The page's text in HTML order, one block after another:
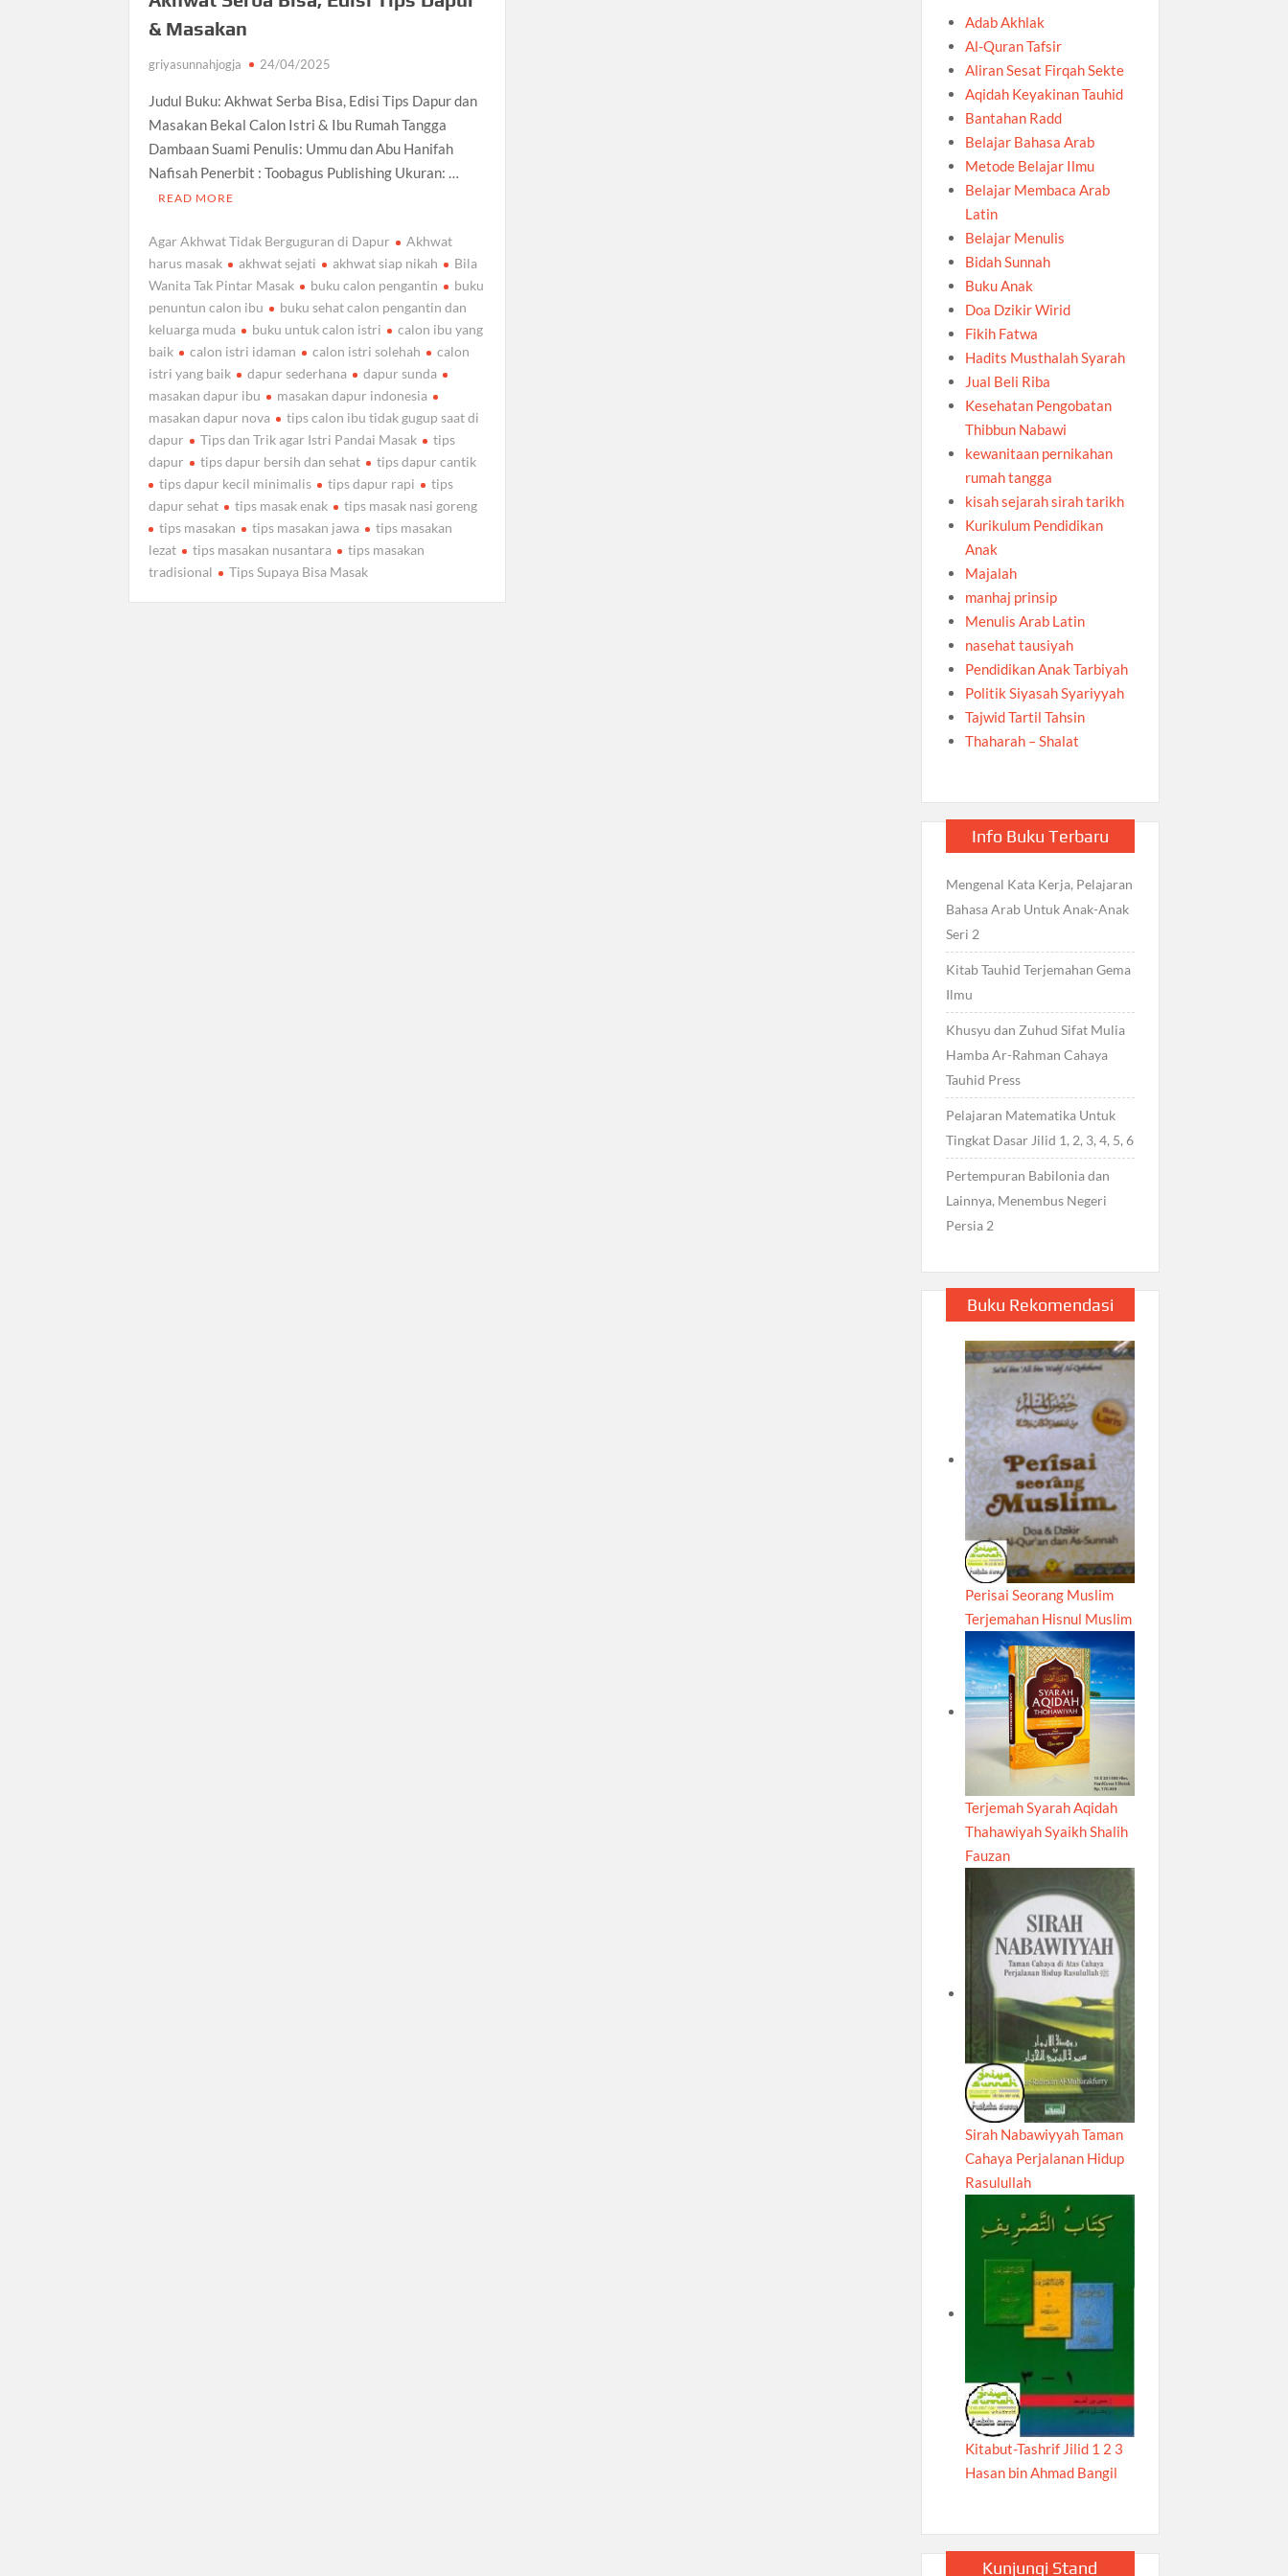
& Masakan
griyasunnahjogja 24/04/2025
Judul Buku: Akhwat Serba Bisa, Edisi Tips Dapur dan
Masakan Bekal Calon Istri & Ibu Rumah Tangga
Dambaan Suami Penulis: Ummu dan Abu Hanifah
Nafisah Penerbit : Toobagus Publishing Ukuran: …
READ MORE
Agar Akhwat Tidak Berguguran di Dapur
Akhwat
harus masak
akhwat sejati akhwat siap nikah
Bila
Wanita Tak Pintar Masak
buku calon pengantin
buku
penuntun calon ibu
buku sehat calon pengantin dan
keluarga muda
buku untuk calon istri
calon ibu yang
baik
calon istri idaman calon istri solehah
calon
istri yang baik
dapur sederhana
dapur sunda
masakan dapur ibu
masakan dapur indonesia
masakan dapur nova
tips calon ibu tidak gugup saat di
dapur
Tips dan Trik agar Istri Pandai Masak
tips
dapur
tips dapur bersih dan sehat
tips dapur cantik
tips dapur kecil minimalis
tips dapur rapi
tips
dapur sehat
tips masak enak
tips masak nasi goreng
tips masakan
tips masakan jawa
tips masakan
lezat
tips masakan nusantara
tips masakan
tradisional
Tips Supaya Bisa Masak
Adab Akhlak
Al-Quran Tafsir
Aliran Sesat Firqah Sekte
Aqidah Keyakinan Tauhid
Bantahan Radd
Belajar Bahasa Arab
Metode Belajar Ilmu
Belajar Membaca Arab
Latin
Belajar Menulis
Bidah Sunnah
Buku Anak
Doa Dzikir Wirid
Fikih Fatwa
Hadits Musthalah Syarah
Jual Beli Riba
Kesehatan Pengobatan
Thibbun Nabawi
kewanitaan pernikahan
rumah tangga
kisah sejarah sirah tarikh
Kurikulum Pendidikan
Anak
Majalah
manhaj prinsip
Menulis Arab Latin
nasehat tausiyah
Pendidikan Anak Tarbiyah
Politik Siyasah Syariyyah
Tajwid Tartil Tahsin
Thaharah – Shalat
Info Buku Terbaru
Mengenal Kata Kerja, Pelajaran
Bahasa Arab Untuk Anak-Anak
Seri 2
Kitab Tauhid Terjemahan Gema
Ilmu
Khusyu dan Zuhud Sifat Mulia
Hamba Ar-Rahman Cahaya
Tauhid Press
Pelajaran Matematika Untuk
Tingkat Dasar Jilid 1, 2, 3, 4, 5, 6
Pertempuran Babilonia dan
Lainnya, Menembus Negeri
Persia 2
Buku Rekomendasi
Perisai Seorang Muslim
Terjemahan Hisnul Muslim
Terjemah Syarah Aqidah
Thahawiyah Syaikh Shalih
Fauzan
Sirah Nabawiyyah Taman
Cahaya Perjalanan Hidup
Rasulullah
Kitabut-Tashrif Jilid 1 2 3
Hasan bin Ahmad Bangil
Kunjungi Stand